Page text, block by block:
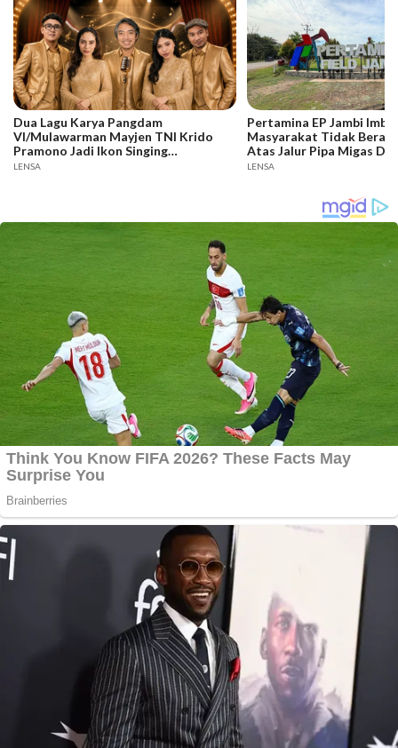
Dua Lagu Karya Pangdam
VI/Mulawarman Mayjen TNI Krido
Pramono Jadi Ikon Singing
Competition HUT Ke-81 RI
LENSA
Pertamina EP Jambi
Masyarakat Tidak
Atas Jalur Pipa Migas
Keselamatan Bersama
LENSA